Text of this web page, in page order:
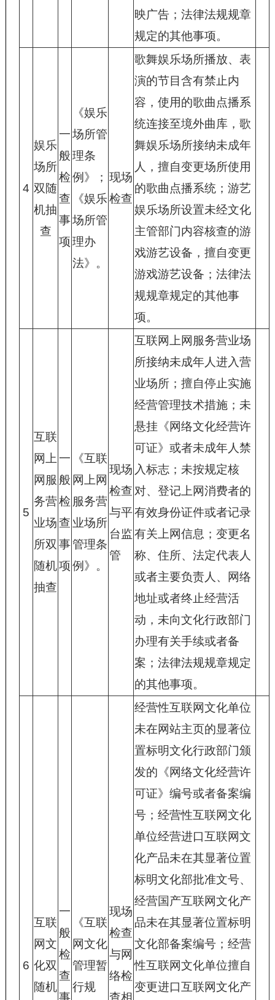
映广告；法律法规规章
规定的其他事项。
4
娱乐
场所
双随
机抽
查
一
般
检
查
事
项
《娱乐
场所管
理条
例》；
《娱乐
场所管
理办
法》。
现场
检查
歌舞娱乐场所播放、表
演的节目含有禁止内
容，使用的歌曲点播系
统连接至境外曲库，歌
舞娱乐场所接纳未成年
人，擅自变更场所使用
的歌曲点播系统；游艺
娱乐场所设置未经文化
主管部门内容核查的游
戏游艺设备，擅自变更
游戏游艺设备；法律法
规规章规定的其他事
项。
5
互联
网上
网服
务营
业场
所双
随机
抽查
一
般
检
查
事
项
《互联
网上网
服务营
业场所
管理条
例》。
现场
检查
与平
台监
管
互联网上网服务营业场
所接纳未成年人进入营
业场所；擅自停止实施
经营管理技术措施；未
悬挂《网络文化经营许
可证》或者未成年人禁
入标志；未按规定核
对、登记上网消费者的
有效身份证件或者记录
有关上网信息；变更名
称、住所、法定代表人
或者主要负责人、网络
地址或者终止经营活
动，未向文化行政部门
办理有关手续或者备
案；法律法规规章规定
的其他事项。
6
互联
网文
化双
随机
一
般
检
查
事
《互联
网文化
管理暂
行规
现场
检查
与网
络检
查相
经营性互联网文化单位
未在网站主页的显著位
置标明文化行政部门颁
发的《网络文化经营许
可证》编号或者备案编
号；经营性互联网文化
单位经营进口互联网文
化产品未在其显著位置
标明文化部批准文号、
经营国产互联网文化产
品未在其显著位置标明
文化部备案编号；经营
性互联网文化单位擅自
变更进口互联网文化产